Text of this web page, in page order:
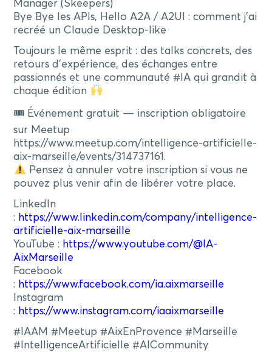
Manager (Skeepers)
Bye Bye les APIs, Hello A2A / A2UI : comment j’ai
recréé un Claude Desktop-like
Toujours le même esprit : des talks concrets, des
retours d’expérience, des échanges entre
passionnés et une communauté #IA qui grandit à
chaque édition
🎟 Événement gratuit — inscription obligatoire
sur Meetup
https://www.meetup.com/intelligence-artificielle-
aix-marseille/events/314737161.
Pensez à annuler votre inscription si vous ne
pouvez plus venir afin de libérer votre place.
LinkedIn
: https://www.linkedin.com/company/intelligence-
artificielle-aix-marseille
YouTube : https://www.youtube.com/@IA-
AixMarseille
Facebook
: https://www.facebook.com/ia.aixmarseille
Instagram
: https://www.instagram.com/iaaixmarseille
#IAAM #Meetup #AixEnProvence #Marseille
#IntelligenceArtificielle #AICommunity